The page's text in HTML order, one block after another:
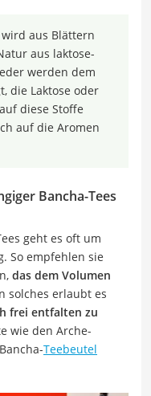
wird aus Blättern
aus laktose-
werden dem
die Laktose oder
diese Stoffe
auf die Aromen
Bancha-Tees
geht es oft um
So empfehlen sie
das dem Volumen
solches erlaubt es
frei entfalten zu
wie den Arche-
Teebeutel